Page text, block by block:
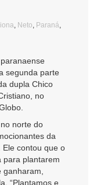
Neto Paraná
segunda parte
dupla Chico
no
norte do
da
Ele contou que o
para plantarem
“Plantamos e